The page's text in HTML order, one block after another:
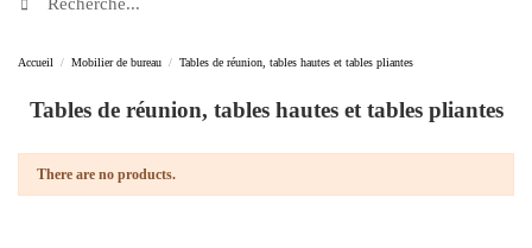
Accueil Mobilier de bureau Tables de réunion, tables hautes et tables pliantes
Tables de réunion, tables hautes et tables pliantes
There are no products.